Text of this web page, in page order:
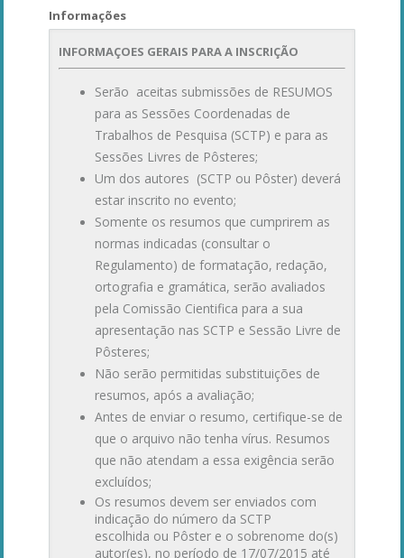
Informações
INFORMAÇOES GERAIS PARA A INSCRIÇÃO
Serão aceitas submissões de RESUMOS
para as Sessões Coordenadas de
Trabalhos de Pesquisa (SCTP) e para as
Sessões Livres de Pôsteres;
Um dos autores (SCTP ou Pôster) deverá
estar inscrito no evento;
Somente os resumos que cumprirem as
normas indicadas (consultar o
Regulamento) de formatação, redação,
ortografia e gramática, serão avaliados
pela Comissão Cientifica para a sua
apresentação nas SCTP e Sessão Livre de
Pôsteres;
Não serão permitidas substituições de
resumos, após a avaliação;
Antes de enviar o resumo, certifique-se de
que o arquivo não tenha vírus. Resumos
que não atendam a essa exigência serão
excluídos;
Os resumos devem ser enviados com
indicação do número da SCTP
escolhida ou Pôster e o sobrenome do(s)
autor(es), no período de 17/07/2015 até